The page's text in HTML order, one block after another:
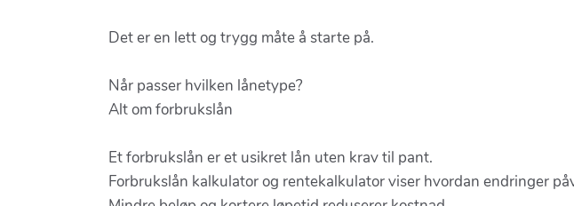
Det er en lett og trygg måte å starte på.
Når passer hvilken lånetype?
Alt om forbrukslån
Et forbrukslån er et usikret lån uten krav til pant.
Forbrukslån kalkulator og rentekalkulator viser hvordan endringer